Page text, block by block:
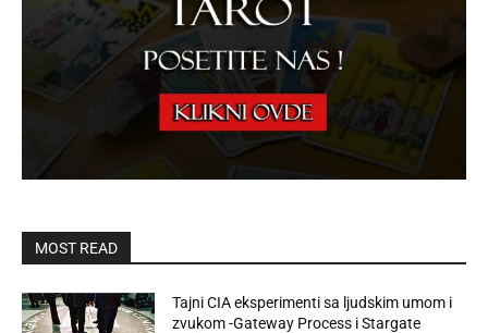
MOST READ
Tajni CIA eksperimenti sa ljudskim umom i
zvukom -Gateway Process i Stargate